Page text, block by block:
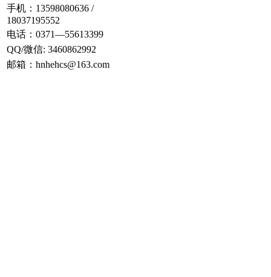
手机：13598080636 /
18037195552
电话：0371—55613399
QQ/微信: 3460862992
邮箱：hnhehcs@163.com